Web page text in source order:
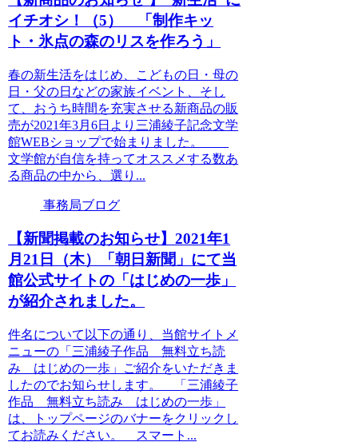
イチオシ！（5） 「制作キッ
ト・氷点の森のリスを作ろう」
春の新生活をはじめ、こどもの日・母の
日・父の日などの家族イベント、そし
て、おうち時間を充実させる新商品の販
売が2021年3月6日より三浦綾子記念文学
館WEBショップで始まりました。
文学館が自信を持ってオススメする数あ
る商品の中から、選り...
事務局ブログ
【新聞掲載のお知らせ】2021年1
月21日（木）「朝日新聞」にて当
館公式サイトの「はじめの一歩」
が紹介されました。
件名について以下の通り、当館サイトメ
ニューの「三浦綾子作品 無料立ち読
み はじめの一歩」ご紹介をいただきま
したのでお知らせします。 「三浦綾子
作品 無料立ち読み はじめの一歩」
は、トップページのバナーをクリックし
てお読みください。 スマート...